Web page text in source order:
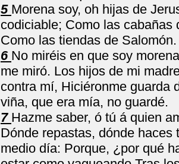
5 Morena soy, oh hijas de
codiciable; Como las cabañas
Como las tiendas de Salomón.
6 No miréis en que soy
me miró. Los hijos de mi
contra mí, Hiciéronme guarda
viña, que era mía, no guardé.
7 Hazme saber, ó tú á quien
Dónde repastas, dónde haces
medio día: Porque, ¿por qué